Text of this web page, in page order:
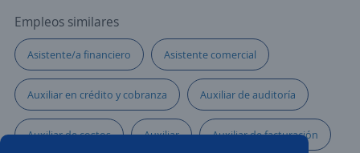
Empleos similares
Asistente/a financiero Asistente comercial
Auxiliar en crédito y cobranza Auxiliar de auditoría
Auxiliar de costos Auxiliar Auxiliar de facturación